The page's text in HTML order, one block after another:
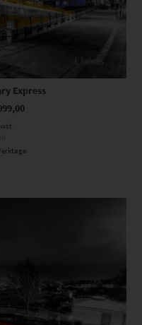
Express
auf der Produktseite gewählt werden